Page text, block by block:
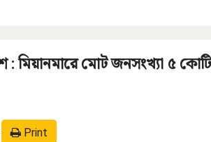
: মিয়ানমারে মোট জনসংখ্যা ৫
Print